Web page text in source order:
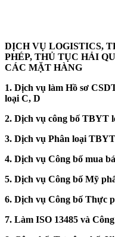
DỊCH VỤ LOGISTICS,
PHÉP, THỦ TỤC HẢI
CÁC MẶT HÀNG
1. Dịch vụ làm Hồ sơ
loại C, D
2. Dịch vụ công bố TBYT
3. Dịch vụ Phân loại
4. Dịch vụ Công bố mua
5. Dịch vụ Công bố Mỹ
6. Dịch vụ Công bố Thực
7. Làm ISO 13485 và